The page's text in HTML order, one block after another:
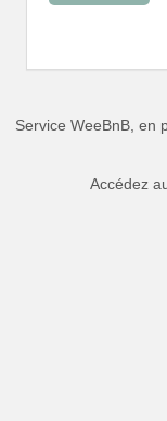
Service WeeBnB, en
Accédez